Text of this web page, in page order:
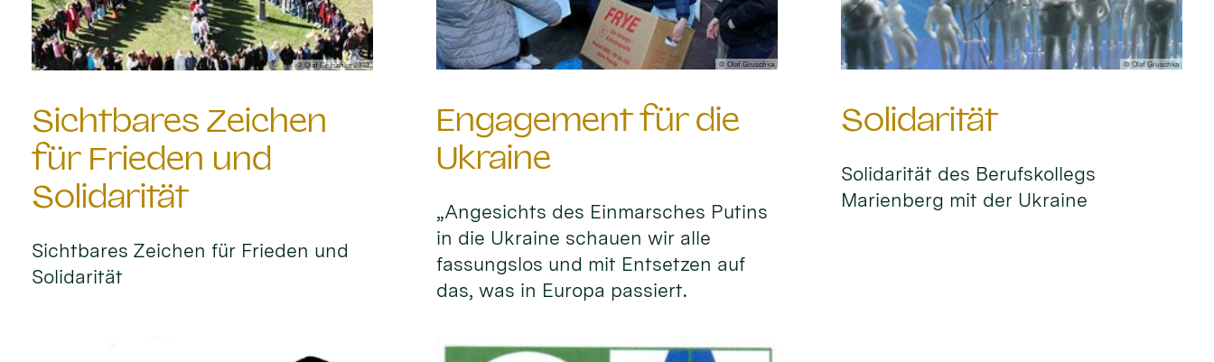
© Olaf Gruschka 2019
Sichtbares Zeichen
für Frieden und
Solidarität
Sichtbares Zeichen für Frieden und
Solidarität
© Olaf Gruschka
Engagement für die
Ukraine
„Angesichts des Einmarsches Putins
in die Ukraine schauen wir alle
fassungslos und mit Entsetzen auf
das, was in Europa passiert.
© Olaf Gruschka
Solidarität
Solidarität des Berufskollegs
Marienberg mit der Ukraine